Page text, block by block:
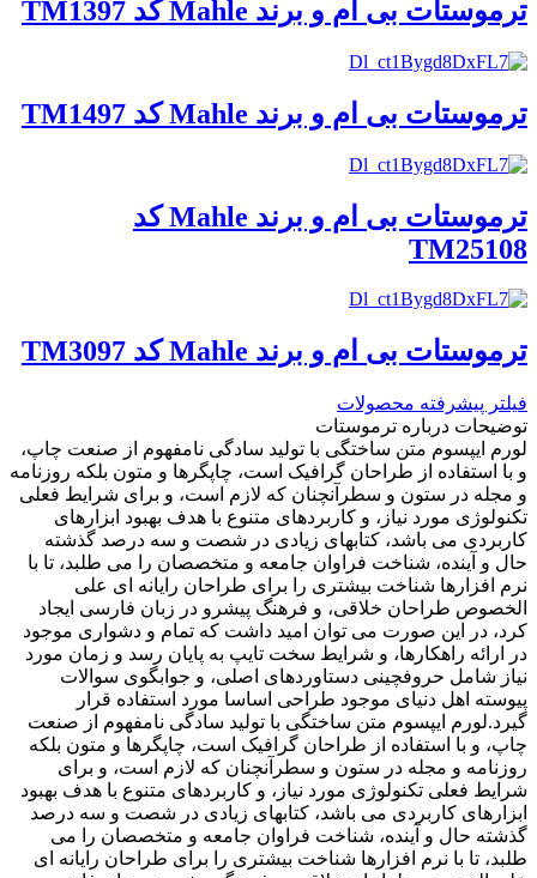
ترموستات بی ام و برند Mahle کد TM1397
ترموستات بی ام و برند Mahle کد TM1497
ترموستات بی ام و برند Mahle کد
TM25108
ترموستات بی ام و برند Mahle کد TM3097
فیلتر پیشرفته محصولات
توضیحات درباره ترموستات
لورم ایپسوم متن ساختگی با تولید سادگی نامفهوم از صنعت چاپ،
و با استفاده از طراحان گرافیک است، چاپگرها و متون بلکه روزنامه
و مجله در ستون و سطرآنچنان که لازم است، و برای شرایط فعلی
تکنولوژی مورد نیاز، و کاربردهای متنوع با هدف بهبود ابزارهای
کاربردی می باشد، کتابهای زیادی در شصت و سه درصد گذشته
حال و آینده، شناخت فراوان جامعه و متخصصان را می طلبد، تا با
نرم افزارها شناخت بیشتری را برای طراحان رایانه ای علی
الخصوص طراحان خلاقی، و فرهنگ پیشرو در زبان فارسی ایجاد
کرد، در این صورت می توان امید داشت که تمام و دشواری موجود
در ارائه راهکارها، و شرایط سخت تایپ به پایان رسد و زمان مورد
نیاز شامل حروفچینی دستاوردهای اصلی، و جوابگوی سوالات
پیوسته اهل دنیای موجود طراحی اساسا مورد استفاده قرار
گیرد.لورم ایپسوم متن ساختگی با تولید سادگی نامفهوم از صنعت
چاپ، و با استفاده از طراحان گرافیک است، چاپگرها و متون بلکه
روزنامه و مجله در ستون و سطرآنچنان که لازم است، و برای
شرایط فعلی تکنولوژی مورد نیاز، و کاربردهای متنوع با هدف بهبود
ابزارهای کاربردی می باشد، کتابهای زیادی در شصت و سه درصد
گذشته حال و آینده، شناخت فراوان جامعه و متخصصان را می
طلبد، تا با نرم افزارها شناخت بیشتری را برای طراحان رایانه ای